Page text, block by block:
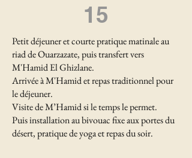
15
Petit déjeuner et courte pratique matinale au
riad de Ouarzazate, puis transfert vers
M'Hamid El Ghizlane.
Arrivée à M'Hamid et repas traditionnel pour
le déjeuner.
Visite de M’Hamid si le temps le permet.
Puis installation au bivouac fixe aux portes du
désert, pratique de yoga et repas du soir.